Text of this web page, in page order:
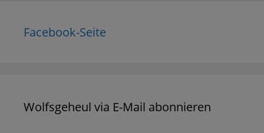
Facebook-Seite
Wolfsgeheul via E-Mail abonnieren